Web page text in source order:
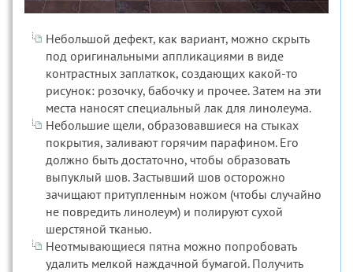
Небольшой дефект, как вариант, можно скрыть
под оригинальными аппликациями в виде
контрастных заплаткок, создающих какой-то
рисунок: розочку, бабочку и прочее. Затем на эти
места наносят специальный лак для линолеума.
Небольшие щели, образовавшиеся на стыках
покрытия, заливают горячим парафином. Его
должно быть достаточно, чтобы образовать
выпуклый шов. Застывший шов осторожно
зачищают притупленным ножом (чтобы случайно
не повредить линолеум) и полируют сухой
шерстяной тканью.
Неотмывающиеся пятна можно попробовать
удалить мелкой наждачной бумагой. Получить